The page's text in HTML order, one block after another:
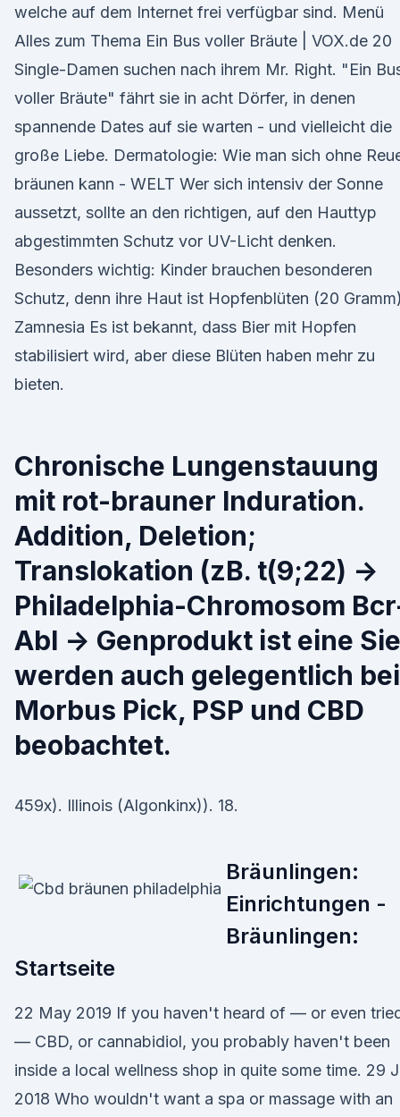
welche auf dem Internet frei verfügbar sind. Menü
Alles zum Thema Ein Bus voller Bräute | VOX.de 20
Single-Damen suchen nach ihrem Mr. Right. "Ein
voller Bräute" fährt sie in acht Dörfer, in denen
spannende Dates auf sie warten - und vielleicht die
große Liebe. Dermatologie: Wie man sich ohne
bräunen kann - WELT Wer sich intensiv der Sonne
aussetzt, sollte an den richtigen, auf den Hauttyp
abgestimmten Schutz vor UV-Licht denken.
Besonders wichtig: Kinder brauchen besonderen
Schutz, denn ihre Haut ist Hopfenblüten (20
Zamnesia Es ist bekannt, dass Bier mit Hopfen
stabilisiert wird, aber diese Blüten haben mehr zu
bieten.
Chronische Lungenstauung
mit rot-brauner Induration.
Addition, Deletion;
Translokation (zB. t(9;22) ->
Philadelphia-Chromosom
Abl -> Genprodukt ist eine Sie
werden auch gelegentlich bei
Morbus Pick, PSP und CBD
beobachtet.
459x). Illinois (Algonkinx)). 18.
Bräunlingen:
Einrichtungen -
Bräunlingen:
Startseite
22 May 2019 If you haven't heard of — or even
— CBD, or cannabidiol, you probably haven't been
inside a local wellness shop in quite some time. 29
2018 Who wouldn't want a spa or massage with an